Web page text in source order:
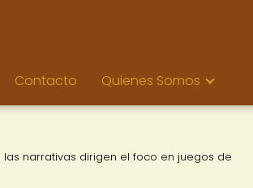
Contacto Quienes Somos
narrativas dirigen el foco en juegos de